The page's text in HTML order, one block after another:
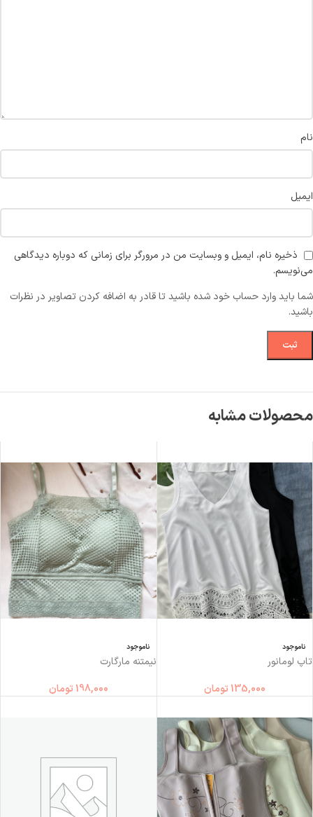
نام
ایمیل
ذخیره نام، ایمیل و وبسایت من در مرورگر برای زمانی که دوباره دیدگاهی
می‌نویسم.
شما باید وارد حساب خود شده باشید تا قادر به اضافه کردن تصاویر در نظرات
باشید.
محصولات مشابه
ناموجود
تاپ لومانور
135,000 تومان
ناموجود
نیمتنه مارگارت
198,000 تومان